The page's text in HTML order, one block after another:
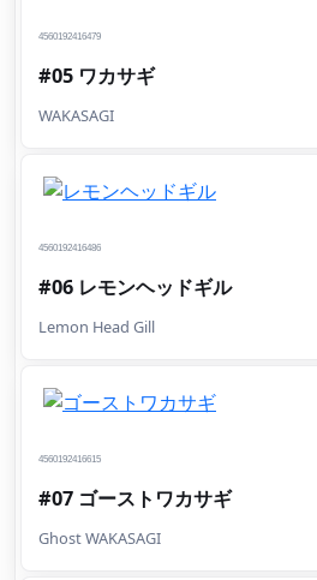
4560192416479
#05 ワカサギ
WAKASAGI
4560192416486
#06 レモンヘッドギル
Lemon Head Gill
4560192416615
#07 ゴーストワカサギ
Ghost WAKASAGI